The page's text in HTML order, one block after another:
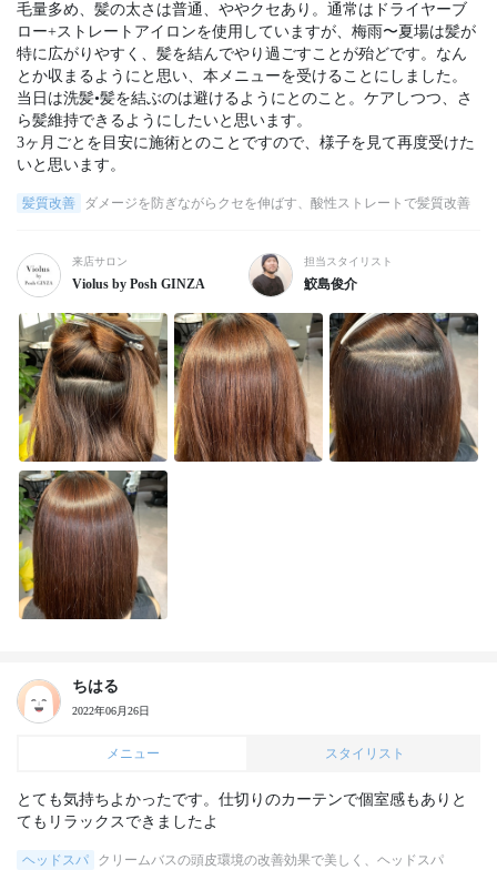
毛量多め、髪の太さは普通、ややクセあり。通常はドライヤーブ
ロー+ストレートアイロンを使用していますが、梅雨〜夏場は髪が
特に広がりやすく、髪を結んでやり過ごすことが殆どです。なん
とか収まるようにと思い、本メニューを受けることにしました。
当日は洗髪•髪を結ぶのは避けるようにとのこと。ケアしつつ、さ
ら髪維持できるようにしたいと思います。
3ヶ月ごとを目安に施術とのことですので、様子を見て再度受けた
いと思います。
髪質改善 ダメージを防ぎながらクセを伸ばす、酸性ストレートで髪質改善
来店サロン
Violus by Posh GINZA
担当スタイリスト
鮫島俊介
ちはる
2022年06月26日
メニュー スタイリスト
とても気持ちよかったです。仕切りのカーテンで個室感もありと
てもリラックスできましたよ
ヘッドスパ クリームバスの頭皮環境の改善効果で美しく、ヘッドスパ